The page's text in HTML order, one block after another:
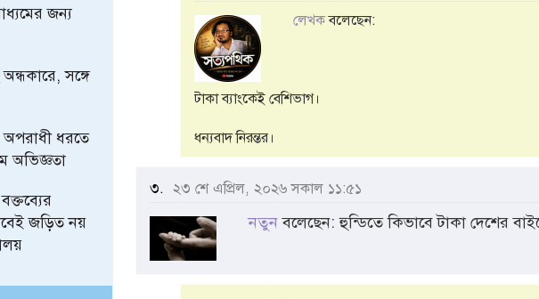
জন্য
সঙ্গে
অপরাধী ধরতে
অভিজ্ঞতা
জড়িত নয়
লেখকবলেছেন:
টাকা ব্যাংকেই বেশিভাগ।
ধন্যবাদ নিরন্তর।
৩. ২৩ শে এপ্রিল, ২০২৬ সকাল ১১:৫১
নতুনবলেছেন: হুন্ডিতে কিভাবে টাকা দেশের